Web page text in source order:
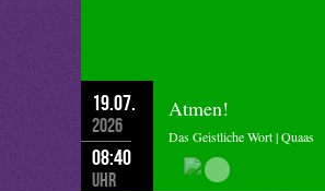
19.07.
2026
08:40
Uhr
Atmen!
Das Geistliche Wort | Quaas